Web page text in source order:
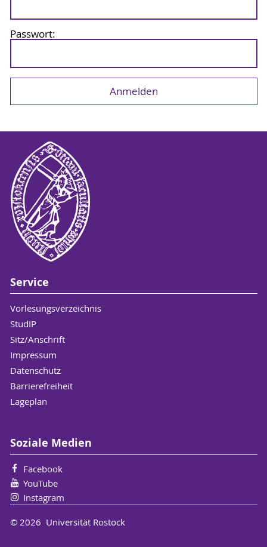
Passwort:
Service
Vorlesungsverzeichnis
StudIP
Sitz/Anschrift
Impressum
Datenschutz
Barrierefreiheit
Lageplan
Soziale Medien
Facebook
YouTube
Instagram
© 2026 Universität Rostock